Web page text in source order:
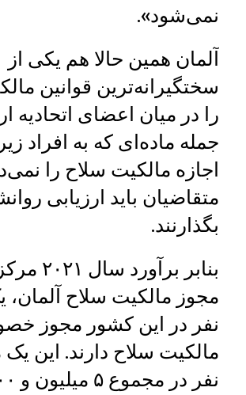
نمی‌شود».
آلمان همین حالا هم یکی از
سختگیرانه‌ترین قوانین
را در میان اعضای اتحادیه
اجازه مالکیت سلاح را
متقاضیان باید ارزیابی
بگذارنند.
بنابر
مجوز مالکیت سلاح آلمان،
نفر در این کشور مجوز
مالکیت سلاح دارند. این یک